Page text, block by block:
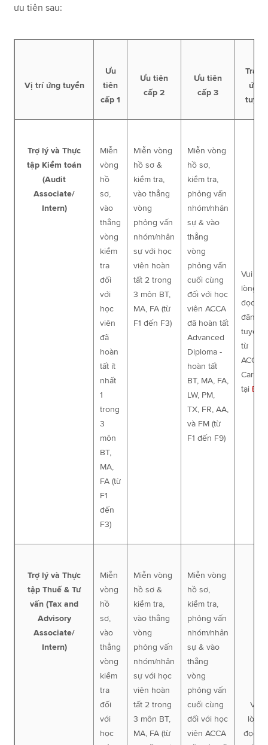
ưu tiên sau:
Vị trí ứng tuyển
Ưu
tiên
cấp 1
Ưu tiên
cấp 2
Ưu tiên
cấp 3
Trang
ứng
tuyển
Trợ lý và Thực
tập Kiểm toán
(Audit
Associate/
Intern)
Miễn
vòng
hồ
sơ,
vào
thẳng
vòng
kiểm
tra
đối
với
học
viên
đã
hoàn
tất ít
nhất
1
trong
3
môn
BT,
MA,
FA (từ
F1
đến
F3)
Miễn vòng
hồ sơ &
kiểm tra,
vào thẳng
vòng
phỏng vấn
nhóm/nhân
sự với học
viên hoàn
tất 2 trong
3 môn BT,
MA, FA (từ
F1 đến F3)
Miễn vòng
hồ sơ,
kiểm tra,
phỏng vấn
nhóm/nhân
sự & vào
thẳng
vòng
phỏng vấn
cuối cùng
đối với học
viên ACCA
đã hoàn tất
Advanced
Diploma -
hoàn tất
BT, MA, FA,
LW, PM,
TX, FR, AA,
và FM (từ
F1 đến F9)
Vui
lòng
đọc tin
đăng
tuyển
từ
ACCA
tạiĐây
Trợ lý và Thực
tập Thuế & Tư
vấn (Tax and
Advisory
Associate/
Intern)
Miễn
vòng
hồ
sơ,
vào
thẳng
vòng
kiểm
tra
đối
với
học
Miễn vòng
hồ sơ &
kiểm tra,
vào thẳng
vòng
phỏng vấn
nhóm/nhân
sự với học
viên hoàn
tất 2 trong
3 môn BT,
MA, FA (từ
Miễn vòng
hồ sơ,
kiểm tra,
phỏng vấn
nhóm/nhân
sự & vào
thẳng
vòng
phỏng vấn
cuối cùng
đối với học
viên ACCA
Vui
lòng
đọc tin